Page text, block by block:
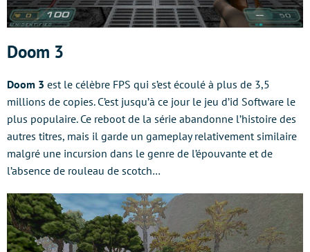
Doom 3
Doom 3 est le célèbre FPS qui s’est écoulé à plus de 3,5
millions de copies. C’est jusqu’à ce jour le jeu d’id Software le
plus populaire. Ce reboot de la série abandonne l’histoire des
autres titres, mais il garde un gameplay relativement similaire
malgré une incursion dans le genre de l’épouvante et de
l’absence de rouleau de scotch…